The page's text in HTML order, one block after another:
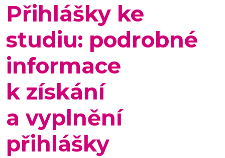
Přihlášky ke
studiu: podrobné
informace
k získání
a vyplnění
přihlášky